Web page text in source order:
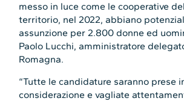
messo in luce come le cooperative
territorio, nel 2022, abbiano
assunzione per 2.800 donne ed
Paolo Lucchi, amministratore
Romagna.
“Tutte le candidature saranno prese
considerazione e vagliate